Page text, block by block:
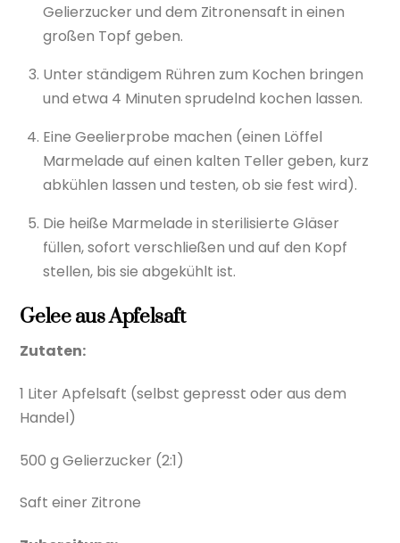
Gelierzucker und dem Zitronensaft in einen
großen Topf geben.
Unter ständigem Rühren zum Kochen bringen
und etwa 4 Minuten sprudelnd kochen lassen.
Eine Geelierprobe machen (einen Löffel
Marmelade auf einen kalten Teller geben, kurz
abkühlen lassen und testen, ob sie fest wird).
Die heiße Marmelade in sterilisierte Gläser
füllen, sofort verschließen und auf den Kopf
stellen, bis sie abgekühlt ist.
Gelee aus Apfelsaft
Zutaten:
1 Liter Apfelsaft (selbst gepresst oder aus dem
Handel)
500 g Gelierzucker (2:1)
Saft einer Zitrone